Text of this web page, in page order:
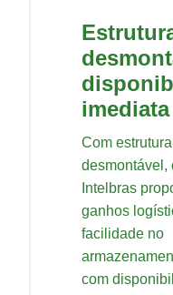
imediata
Com estrutura
desmontável,
Intelbras
ganhos
facilidade no
com